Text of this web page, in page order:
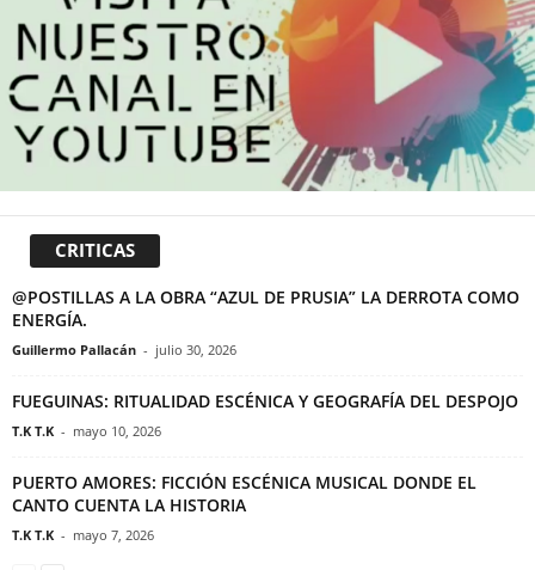
CRITICAS
@POSTILLAS A LA OBRA “AZUL DE PRUSIA” LA DERROTA COMO
ENERGÍA.
Guillermo Pallacán - julio 30, 2026
FUEGUINAS: RITUALIDAD ESCÉNICA Y GEOGRAFÍA DEL DESPOJO
T.K T.K - mayo 10, 2026
PUERTO AMORES: FICCIÓN ESCÉNICA MUSICAL DONDE EL
CANTO CUENTA LA HISTORIA
T.K T.K - mayo 7, 2026